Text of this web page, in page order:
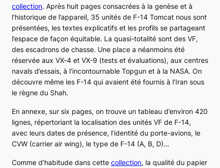
collection. Après huit pages consacrées à la genèse et à
l’historique de l’appareil, 35 unités de F-14 Tomcat nous sont
présentées, les textes explicatifs et les profils se partageant
l’espace de façon équitable. La quasi-totalité sont des VF,
des escadrons de chasse. Une place a néanmoins été
réservée aux VX-4 et VX-9 (tests et évaluations), aux centres
navals d’essais, à l’incontournable Topgun et à la NASA. On
découvre même les F-14 qui avaient été fournis à l’Iran sous
le règne du Shah.
En annexe, sur six pages, on trouve un tableau d’environ 420
lignes, répertoriant la localisation des unités VF de F-14,
avec leurs dates de présence, l’identité du porte-avions, le
CVW (carrier air wing), le type de F-14 (A, B, D)…
Comme d’habitude dans cette collection, la qualité du papier